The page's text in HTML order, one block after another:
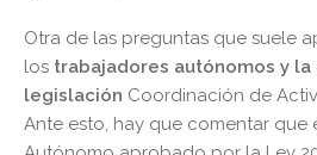
Otra de las preguntas que suele
los trabajadores autónomos y
legislación Coordinación de
Ante esto, hay que comentar que